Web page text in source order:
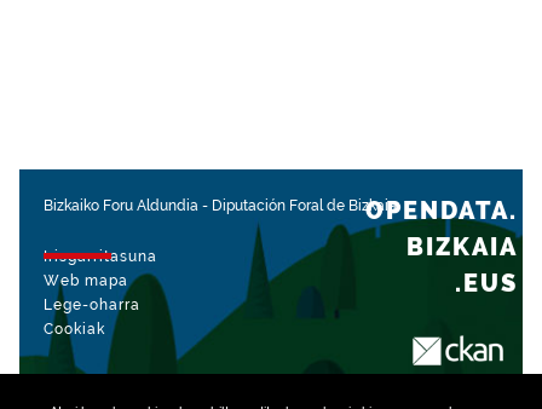
Bizkaiko Foru Aldundia - Diputación Foral de Bizkaia
Irisgarritasuna
Web mapa
Lege-oharra
Cookiak
OPENDATA.
BIZKAIA
.EUS